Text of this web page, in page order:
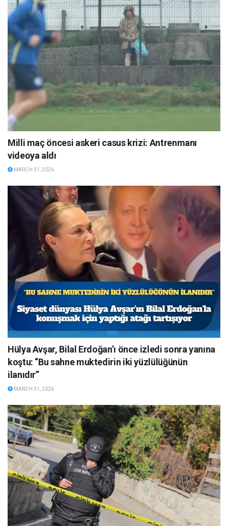
Milli maç öncesi askeri casus krizi: Antrenmanı
videoya aldı
MARCH 31, 2026
Hülya Avşar, Bilal Erdoğan’ı önce izledi sonra yanına
koştu: “Bu sahne muktedirin iki yüzlülüğünün
ilanıdır”
MARCH 31, 2026